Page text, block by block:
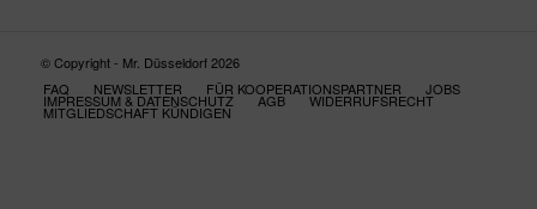
© Copyright - Mr. Düsseldorf 2026
FAQ
NEWSLETTER FÜR KOOPERATIONSPARTNER JOBS
IMPRESSUM & DATENSCHUTZ AGB WIDERRUFSRECHT
MITGLIEDSCHAFT KÜNDIGEN